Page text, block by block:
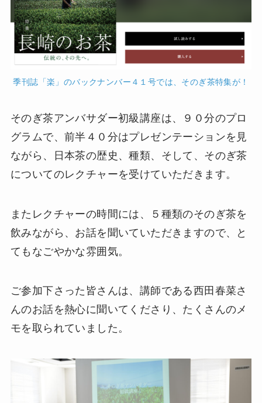
季刊誌「楽」のバックナンバー４１号では、そのぎ茶特集が！
そのぎ茶アンバサダー初級講座は、９０分のプロ
グラムで、前半４０分はプレゼンテーションを見
ながら、日本茶の歴史、種類、そして、そのぎ茶
についてのレクチャーを受けていただきます。
またレクチャーの時間には、５種類のそのぎ茶を
飲みながら、お話を聞いていただきますので、と
てもなごやかな雰囲気。
ご参加下さった皆さんは、講師である西田春菜さ
んのお話を熱心に聞いてくださり、たくさんのメ
モを取られていました。